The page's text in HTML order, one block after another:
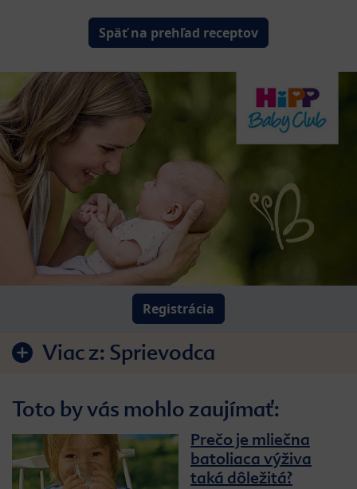
Späť na prehľad receptov
Registrácia
Viac z: Sprievodca
Toto by vás mohlo zaujímať:
Prečo je mliečna
batoliaca výživa
taká dôležitá?